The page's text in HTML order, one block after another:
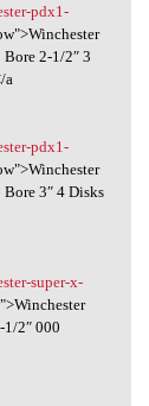
pdx1-
2-1/2″ 3
a
pdx1-
3″ 4 Disks
super-x-
2″ 000